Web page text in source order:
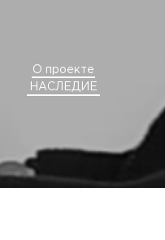
О проекте
НАСЛЕДИЕ